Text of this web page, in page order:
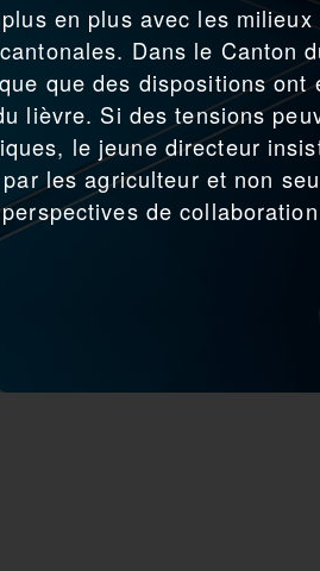
en plus avec les
Dans le Canton
que des dispositions ont
lièvre. Si des tensions
le jeune directeur
les agriculteur et non
de